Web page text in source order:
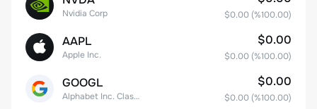
Nvidia Corp $0.00 (%100.00)
AAPL
Apple Inc.
$0.00
$0.00 (%100.00)
GOOGL
Alphabet Inc. Class A Common Stock
$0.00
$0.00 (%100.00)